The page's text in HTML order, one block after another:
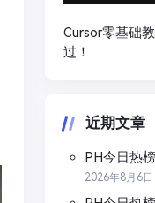
Cursor零基础教
过！
近期文章
PH今日热
2026年8月6日